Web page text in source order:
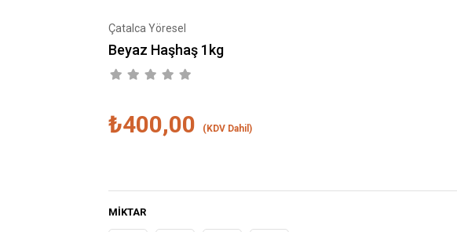
Çatalca Yöresel
Beyaz Haşhaş 1kg
₺400,00 (KDV Dahil)
MIKTAR